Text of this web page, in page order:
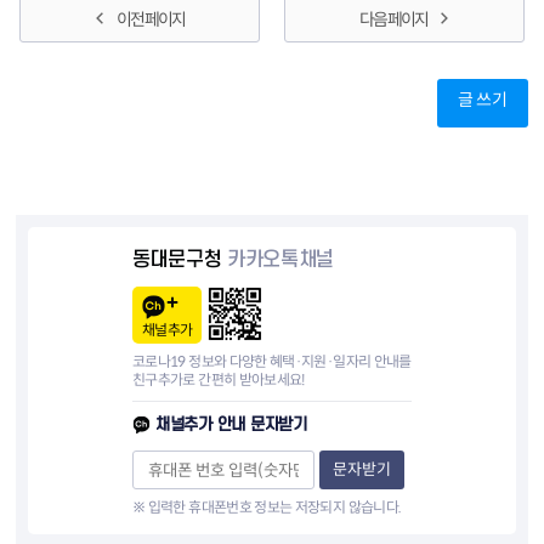
이전 페이지 다음 페이지
글 쓰기
동대문구청 카카오톡채널
채널추가
코로나19 정보와 다양한 혜택·지원·일자리 안내를
친구추가로 간편히 받아보세요!
채널추가 안내 문자받기
문자받기
※ 입력한 휴대폰번호 정보는 저장되지 않습니다.